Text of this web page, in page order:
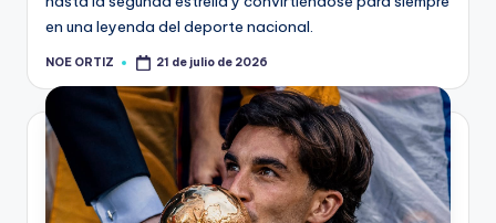
en una leyenda del deporte nacional.
NOE ORTIZ 21 de julio de 2026